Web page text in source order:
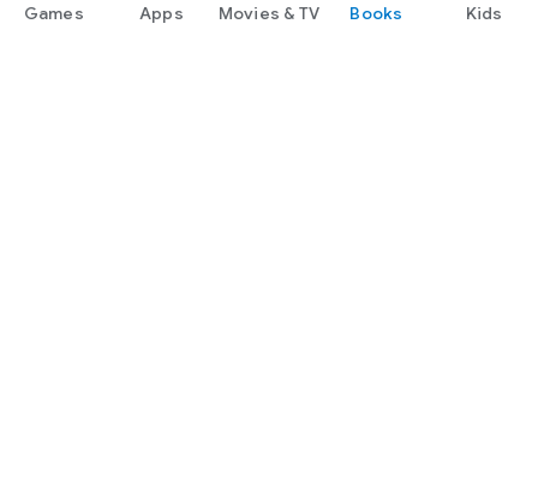
Games Apps Movies & TV Books Kids